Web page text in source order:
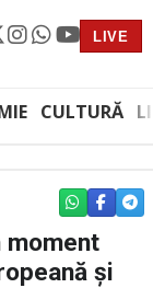
LIVE
CULTURĂ
WHATSAPP
moment
și